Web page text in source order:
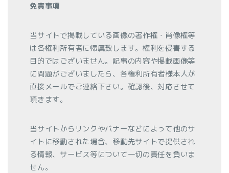
免責事項
当サイトで掲載している画像の著作権・肖像権等
は各権利所有者に帰属致します。権利を侵害する
目的ではございません。記事の内容や掲載画像等
に問題がございましたら、各権利所有者様本人が
直接メールでご連絡下さい。確認後、対応させて
頂きます。
当サイトからリンクやバナーなどによって他のサ
イトに移動された場合、移動先サイトで提供され
る情報、サービス等について一切の責任を負いま
せん。